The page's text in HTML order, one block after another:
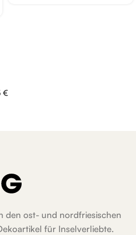
€
den ost- und nordfriesischen
für Inselverliebte.